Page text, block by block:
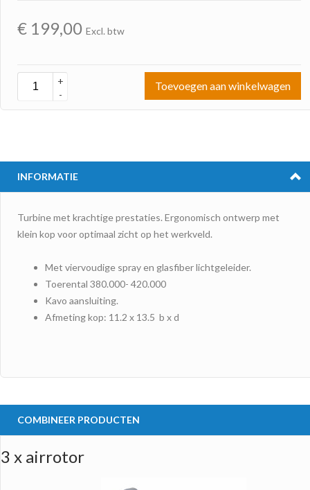
€ 199,00 Excl. btw
+
-
Toevoegen aan winkelwagen
INFORMATIE
Turbine met krachtige prestaties. Ergonomisch ontwerp met
klein kop voor optimaal zicht op het werkveld.
Met viervoudige spray en glasfiber lichtgeleider.
Toerental 380.000- 420.000
Kavo aansluiting.
Afmeting kop: 11.2 x 13.5 b x d
COMBINEER PRODUCTEN
3 x airrotor